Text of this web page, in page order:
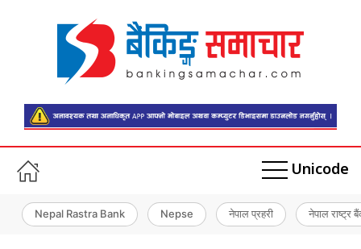
Unicode
Nepal Rastra Bank Nepse नेपाल प्रहरी नेपाल राष्ट्र